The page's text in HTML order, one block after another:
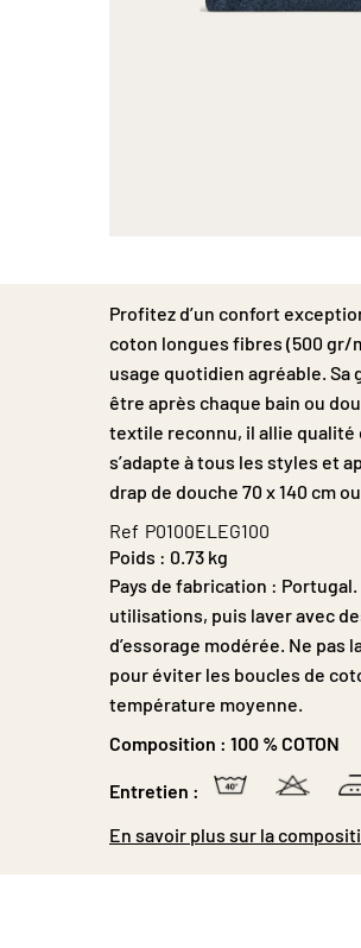
de
la
d’images
Profitez d’un confort
coton longues fibres (500 gr/
usage quotidien agréable.
être après chaque bain ou
textile reconnu, il allie qualité
s’adapte à tous les styles et
drap de douche 70 x 140 cm
Ref P0100ELEG100
Poids : 0.73 kg
Pays de fabrication :
utilisations, puis laver avec
d’essorage modérée. Ne
pour éviter les boucles de
température moyenne.
Composition : 100 % COTON
Entretien :
En savoir plus sur la